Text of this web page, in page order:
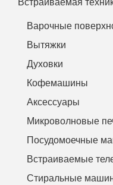
Варочные
Вытяжки
Духовки
Кофемашины
Аксессуары
Микроволновые
Посудомоечные
Встраиваемые
Стиральные